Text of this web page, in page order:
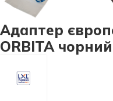
Адаптер
ORBITA